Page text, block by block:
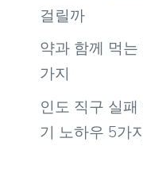
걸릴까
약과 함께 먹
가지
인도 직구 실패
기 노하우 5가